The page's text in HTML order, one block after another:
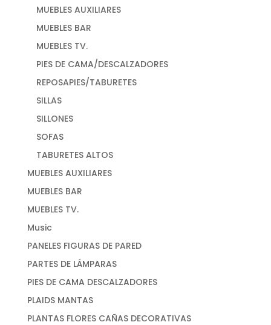
MUEBLES AUXILIARES
MUEBLES BAR
MUEBLES TV.
PIES DE CAMA/DESCALZADORES
REPOSAPIES/TABURETES
SILLAS
SILLONES
SOFAS
TABURETES ALTOS
MUEBLES AUXILIARES
MUEBLES BAR
MUEBLES TV.
Music
PANELES FIGURAS DE PARED
PARTES DE LÁMPARAS
PIES DE CAMA DESCALZADORES
PLAIDS MANTAS
PLANTAS FLORES CAÑAS DECORATIVAS